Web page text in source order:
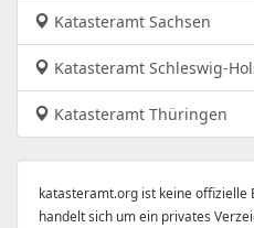
Katasteramt Sachsen
Katasteramt Schleswig-
Katasteramt Thüringen
katasteramt.org ist keine offizielle
handelt sich um ein privates